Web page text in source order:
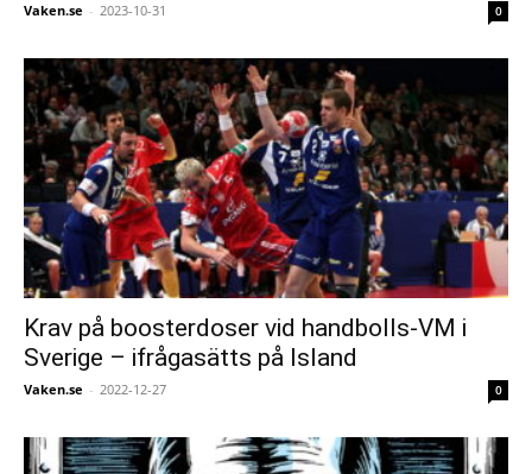
Vaken.se - 2023-10-31 0
Krav på boosterdoser vid handbolls-VM i
Sverige – ifrågasätts på Island
Vaken.se - 2022-12-27 0